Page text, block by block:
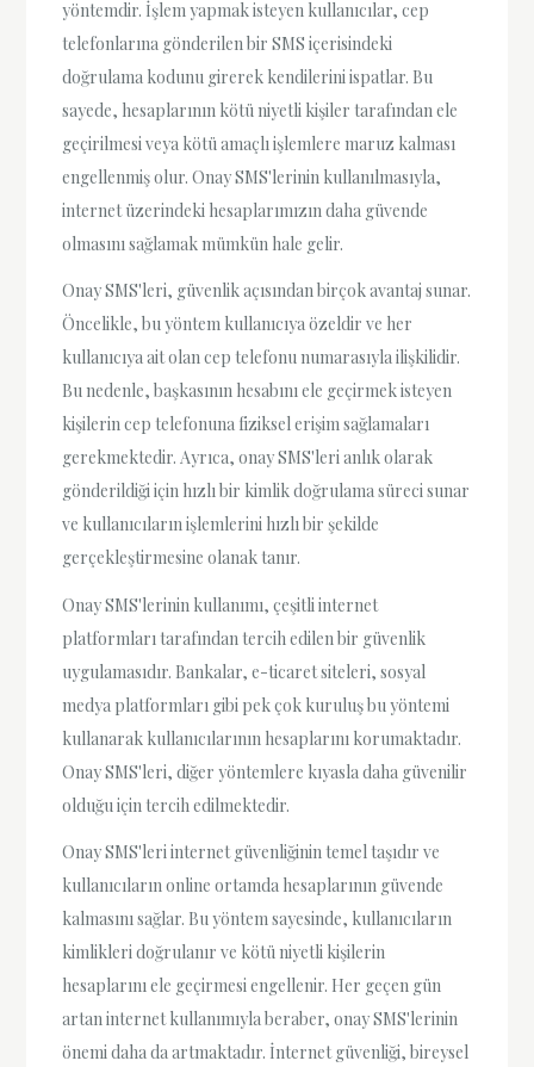
yöntemdir. İşlem yapmak isteyen kullanıcılar, cep
telefonlarına gönderilen bir SMS içerisindeki
doğrulama kodunu girerek kendilerini ispatlar. Bu
sayede, hesaplarının kötü niyetli kişiler tarafından ele
geçirilmesi veya kötü amaçlı işlemlere maruz kalması
engellenmiş olur. Onay SMS'lerinin kullanılmasıyla,
internet üzerindeki hesaplarımızın daha güvende
olmasını sağlamak mümkün hale gelir.
Onay SMS'leri, güvenlik açısından birçok avantaj sunar.
Öncelikle, bu yöntem kullanıcıya özeldir ve her
kullanıcıya ait olan cep telefonu numarasıyla ilişkilidir.
Bu nedenle, başkasının hesabını ele geçirmek isteyen
kişilerin cep telefonuna fiziksel erişim sağlamaları
gerekmektedir. Ayrıca, onay SMS'leri anlık olarak
gönderildiği için hızlı bir kimlik doğrulama süreci sunar
ve kullanıcıların işlemlerini hızlı bir şekilde
gerçekleştirmesine olanak tanır.
Onay SMS'lerinin kullanımı, çeşitli internet
platformları tarafından tercih edilen bir güvenlik
uygulamasıdır. Bankalar, e-ticaret siteleri, sosyal
medya platformları gibi pek çok kuruluş bu yöntemi
kullanarak kullanıcılarının hesaplarını korumaktadır.
Onay SMS'leri, diğer yöntemlere kıyasla daha güvenilir
olduğu için tercih edilmektedir.
Onay SMS'leri internet güvenliğinin temel taşıdır ve
kullanıcıların online ortamda hesaplarının güvende
kalmasını sağlar. Bu yöntem sayesinde, kullanıcıların
kimlikleri doğrulanır ve kötü niyetli kişilerin
hesaplarını ele geçirmesi engellenir. Her geçen gün
artan internet kullanımıyla beraber, onay SMS'lerinin
önemi daha da artmaktadır. İnternet güvenliği, bireysel